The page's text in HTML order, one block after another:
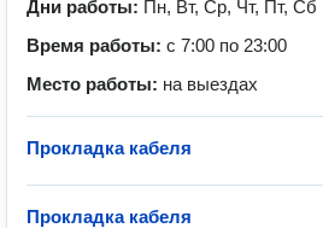
Дни работы: Пн, Вт, Ср, Чт, Пт, Сб
Время работы: с 7:00 по 23:00
Место работы: на выездах
Прокладка кабеля
Прокладка кабеля